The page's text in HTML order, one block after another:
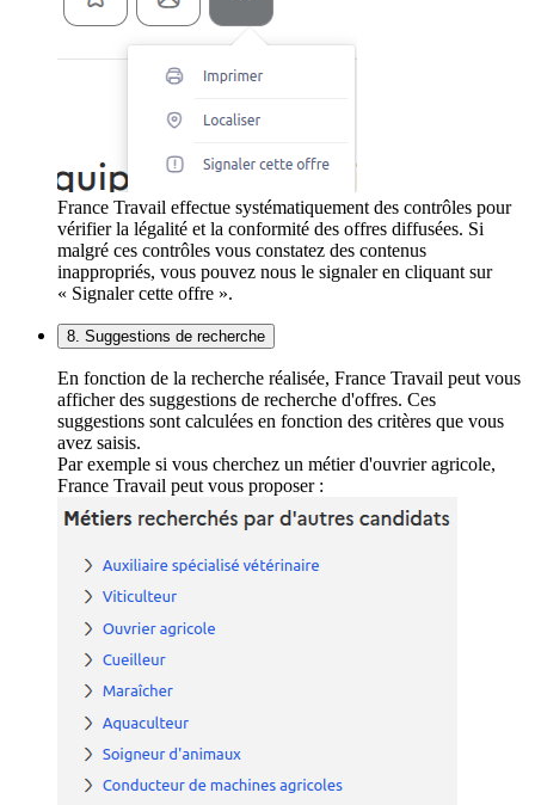
France Travail effectue systématiquement des contrôles pour
vérifier la légalité et la conformité des offres diffusées. Si
malgré ces contrôles vous constatez des contenus
inappropriés, vous pouvez nous le signaler en cliquant sur
« Signaler cette offre ».
8. Suggestions de recherche
En fonction de la recherche réalisée, France Travail peut vous
afficher des suggestions de recherche d'offres. Ces
suggestions sont calculées en fonction des critères que vous
avez saisis.
Par exemple si vous cherchez un métier d'ouvrier agricole,
France Travail peut vous proposer :